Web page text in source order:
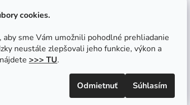
cookies.
sme Vám umožnili pohodlné prehliadanie
neustále zlepšovali jeho funkcie, výkon a
>>> TU.
Odmietnuť Súhlasím